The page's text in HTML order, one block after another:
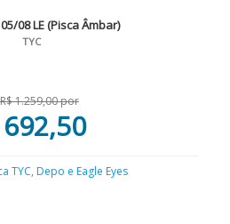
08 LE (Pisca Âmbar)
TYC
1.259,00 por
692,50
TYC, Depo e Eagle Eyes